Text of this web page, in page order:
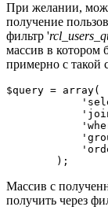
При желании,
получение
фильтр '
массив в котором
примерно с такой
$query = array(
        );
Массив с
получить через